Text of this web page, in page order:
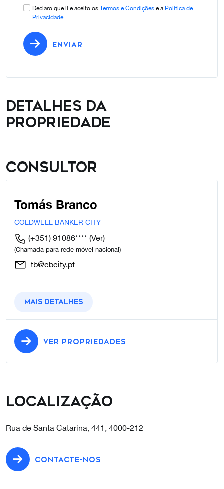
Declaro que li e aceito os Termos e Condições e a Política de
Privacidade
ENVIAR
Detalhes da
propriedade
Consultor
Tomás Branco
COLDWELL BANKER CITY
(+351) 91086**** (Ver)
(Chamada para rede móvel nacional)
tb@cbcity.pt
Mais detalhes
VER PROPRIEDADES
Localização
Rua de Santa Catarina, 441, 4000-212
CONTACTE-NOS